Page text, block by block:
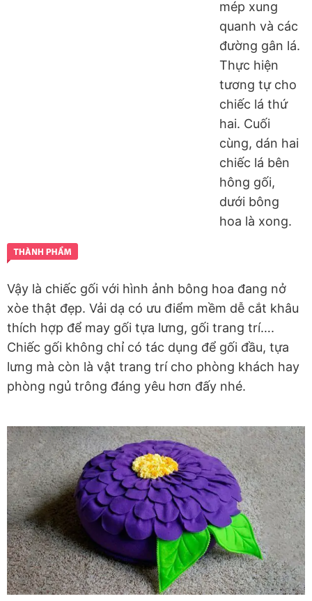
mép xung
quanh và các
đường gân lá.
Thực hiện
tương tự cho
chiếc lá thứ
hai. Cuối
cùng, dán hai
chiếc lá bên
hông gối,
dưới bông
hoa là xong.
Vậy là chiếc gối với hình ảnh bông hoa đang nở
xòe thật đẹp. Vải dạ có ưu điểm mềm dễ cắt khâu
thích hợp để may gối tựa lưng, gối trang trí….
Chiếc gối không chỉ có tác dụng để gối đầu, tựa
lưng mà còn là vật trang trí cho phòng khách hay
phòng ngủ trông đáng yêu hơn đấy nhé.